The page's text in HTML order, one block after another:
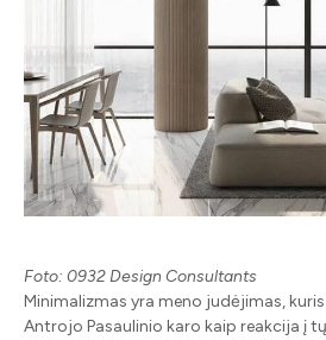
Foto: 0932 Design Consultants
Minimalizmas yra meno judėjimas,
Antrojo Pasaulinio karo kaip reakcija į